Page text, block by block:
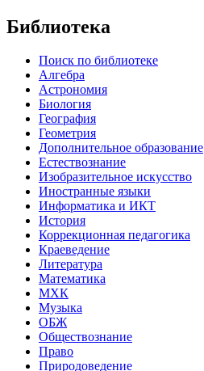
Библиотека
Поиск по библиотеке
Алгебра
Астрономия
Биология
География
Геометрия
Дополнительное образование
Естествознание
Изобразительное искусство
Иностранные языки
Информатика и ИКТ
История
Коррекционная педагогика
Краеведение
Литература
Математика
МХК
Музыка
ОБЖ
Обществознание
Право
Природоведение